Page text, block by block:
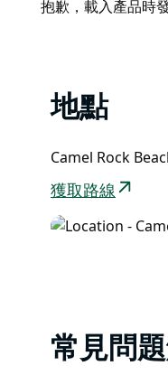
Product
抱歉，載入產品時
地點
Camel Rock
獲取路線
常見問